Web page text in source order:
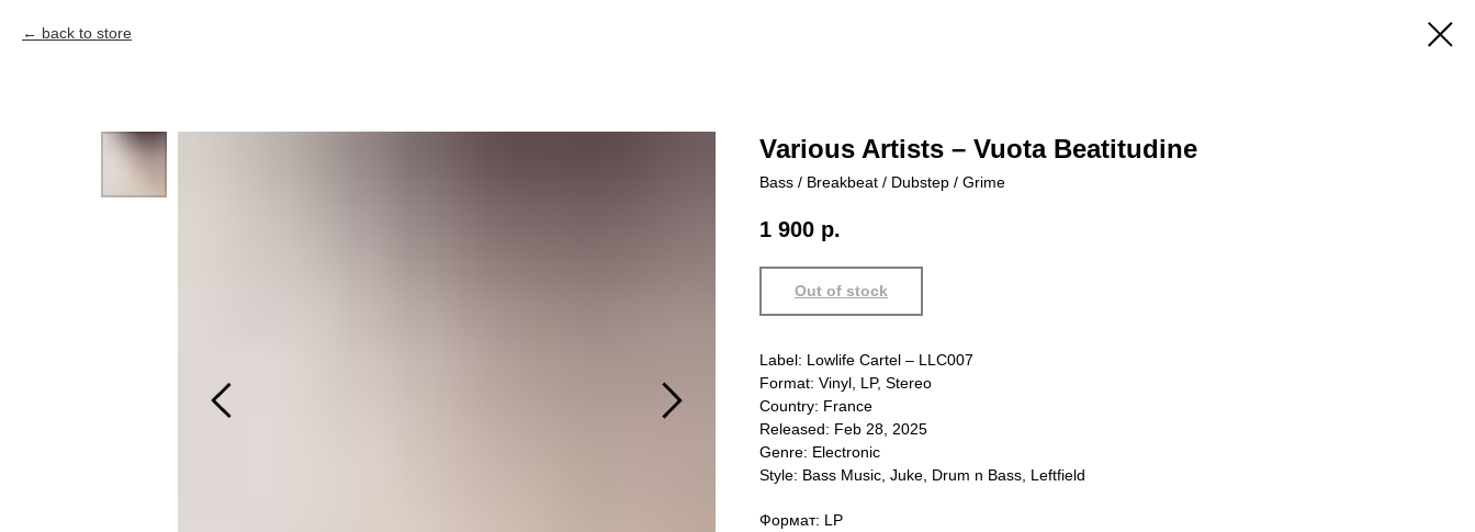
back to store
Various Artists – Vuota Beatitudine
Bass / Breakbeat / Dubstep / Grime
1 900 р.
Out of stock
Label: Lowlife Cartel – LLC007
Format: Vinyl, LP, Stereo
Country: France
Released: Feb 28, 2025
Genre: Electronic
Style: Bass Music, Juke, Drum n Bass, Leftfield
Формат: LP